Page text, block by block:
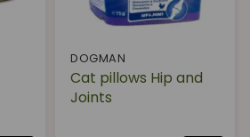
DOGMAN
Cat pillows Hip and
Joints